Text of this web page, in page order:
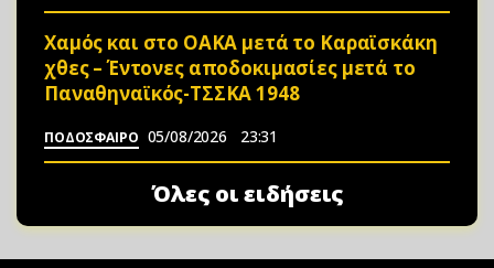
Χαμός και στο ΟΑΚΑ μετά το Καραϊσκάκη
χθες – Έντονες αποδοκιμασίες μετά το
Παναθηναϊκός-ΤΣΣΚΑ 1948
ΠΟΔΟΣΦΑΙΡΟ 05/08/2026 23:31
Όλες οι ειδήσεις